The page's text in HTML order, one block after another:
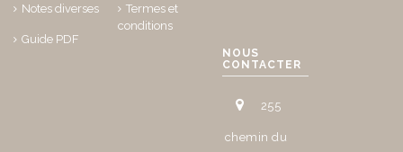
Notes diverses
Guide PDF
Termes et
conditions
NOUS
CONTACTER
255
chemin du